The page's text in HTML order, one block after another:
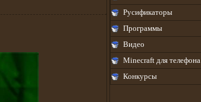
Русификаторы
Программы
Видео
Minecraft для телефона
Конкурсы